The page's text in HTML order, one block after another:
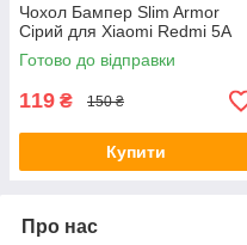
Чохол Бампер Slim Armor
Сірий для Xiaomi Redmi 5A
Готово до відправки
119 ₴ 150 ₴
Купити
Про нас